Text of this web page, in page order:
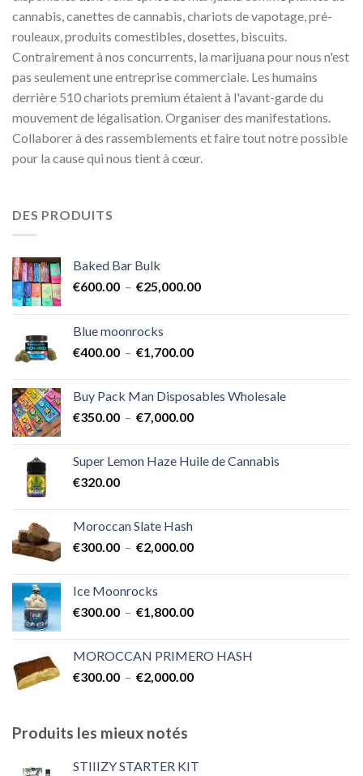
cannabis, canettes de cannabis, chariots de vapotage, pré-
rouleaux, produits comestibles, dosettes, biscuits.
Contrairement à nos concurrents, la marijuana pour nous n'est
pas seulement une entreprise commerciale. Les humains
derrière 510 chariots premium étaient à l'avant-garde du
mouvement de légalisation. Organiser des manifestations.
Collaborer à des rassemblements et faire tout notre possible
pour la cause qui nous tient à cœur.
DES PRODUITS
Baked Bar Bulk
€600.00 – €25,000.00Plage
Blue moonrocks
€400.00 – €1,700.00Plage
€400.00
à
Buy Pack Man Disposables Wholesale
€350.00 – €7,000.00Plage
€350.00
Super Lemon Haze Huile de Cannabis
€320.00
Moroccan Slate Hash
€300.00 – €2,000.00Plage
à
Ice Moonrocks
€300.00 – €1,800.00Plage
€300.00
à
MOROCCAN PRIMERO HASH
€300.00 – €2,000.00Plage
€2,000.00
Produits les mieux notés
STIIIZY STARTER KIT